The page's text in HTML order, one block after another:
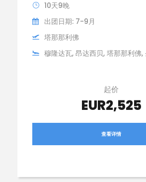
10天9晚
出团日期: 7-9月
塔那那利佛
穆隆达瓦, 昂达西贝, 塔那那利佛,
起价
EUR2,525
查看详情